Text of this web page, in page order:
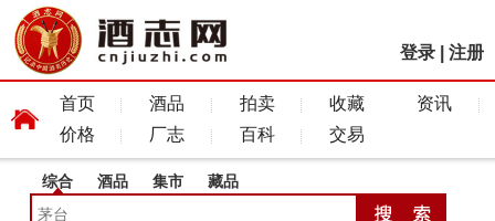
登录 注册
首页 酒品 拍卖 收藏
资讯
价格
厂志 百科 交易
综合 酒品 集市 藏品